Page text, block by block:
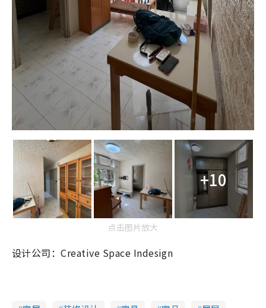
+10
点击图片放大
设计公司：Creative Space Indesign